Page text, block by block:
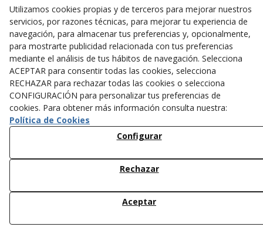
Derecho de desistimiento
derechos reservados.
Utilizamos cookies propias y de terceros para mejorar nuestros
servicios, por razones técnicas, para mejorar tu experiencia de
navegación, para almacenar tus preferencias y, opcionalmente,
para mostrarte publicidad relacionada con tus preferencias
mediante el análisis de tus hábitos de navegación. Selecciona
ACEPTAR para consentir todas las cookies, selecciona
RECHAZAR para rechazar todas las cookies o selecciona
CONFIGURACIÓN para personalizar tus preferencias de
cookies. Para obtener más información consulta nuestra:
Política de Cookies
Configurar
Rechazar
Aceptar
/**/